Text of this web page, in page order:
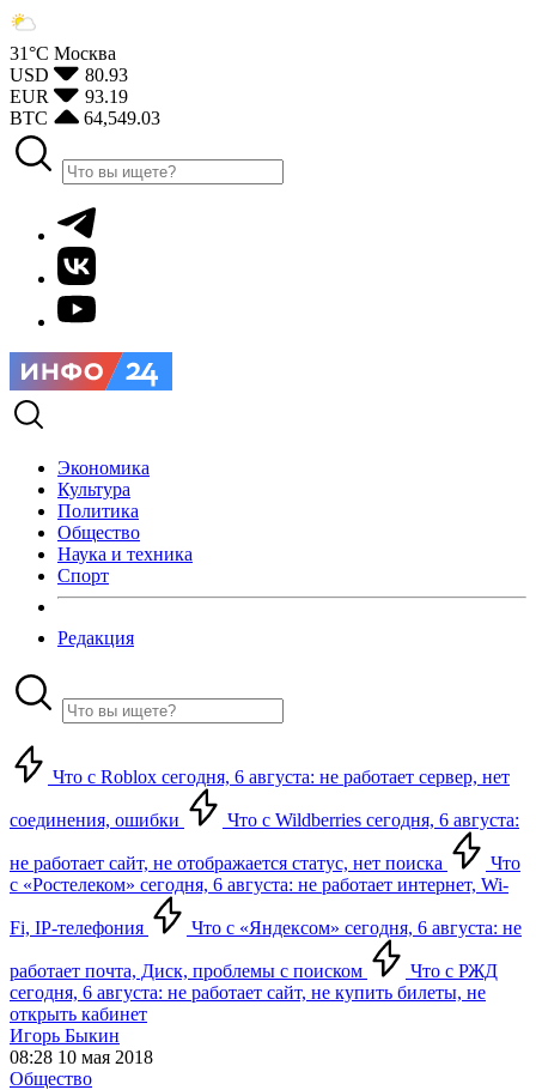
31°С Москва
USD
80.93
EUR
93.19
BTC
64,549.03
Экономика
Культура
Политика
Общество
Наука и техника
Спорт
Редакция
Что с Roblox сегодня, 6 августа: не работает сервер, нет
соединения, ошибки Что с Wildberries сегодня, 6 августа:
не работает сайт, не отображается статус, нет поиска
Что
с «Ростелеком» сегодня, 6 августа: не работает интернет, Wi-
Fi, IP-телефония Что с «Яндексом» сегодня, 6 августа: не
работает почта, Диск, проблемы с поиском
Что с РЖД
сегодня, 6 августа: не работает сайт, не купить билеты, не
открыть кабинет
Игорь Быкин
08:28 10 мая 2018
Общество